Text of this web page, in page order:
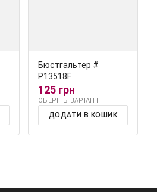
Бюстгальтер #
Р13518F
125 грн
ОБЕРІТЬ ВАРІАНТ
ДОДАТИ В КОШИК